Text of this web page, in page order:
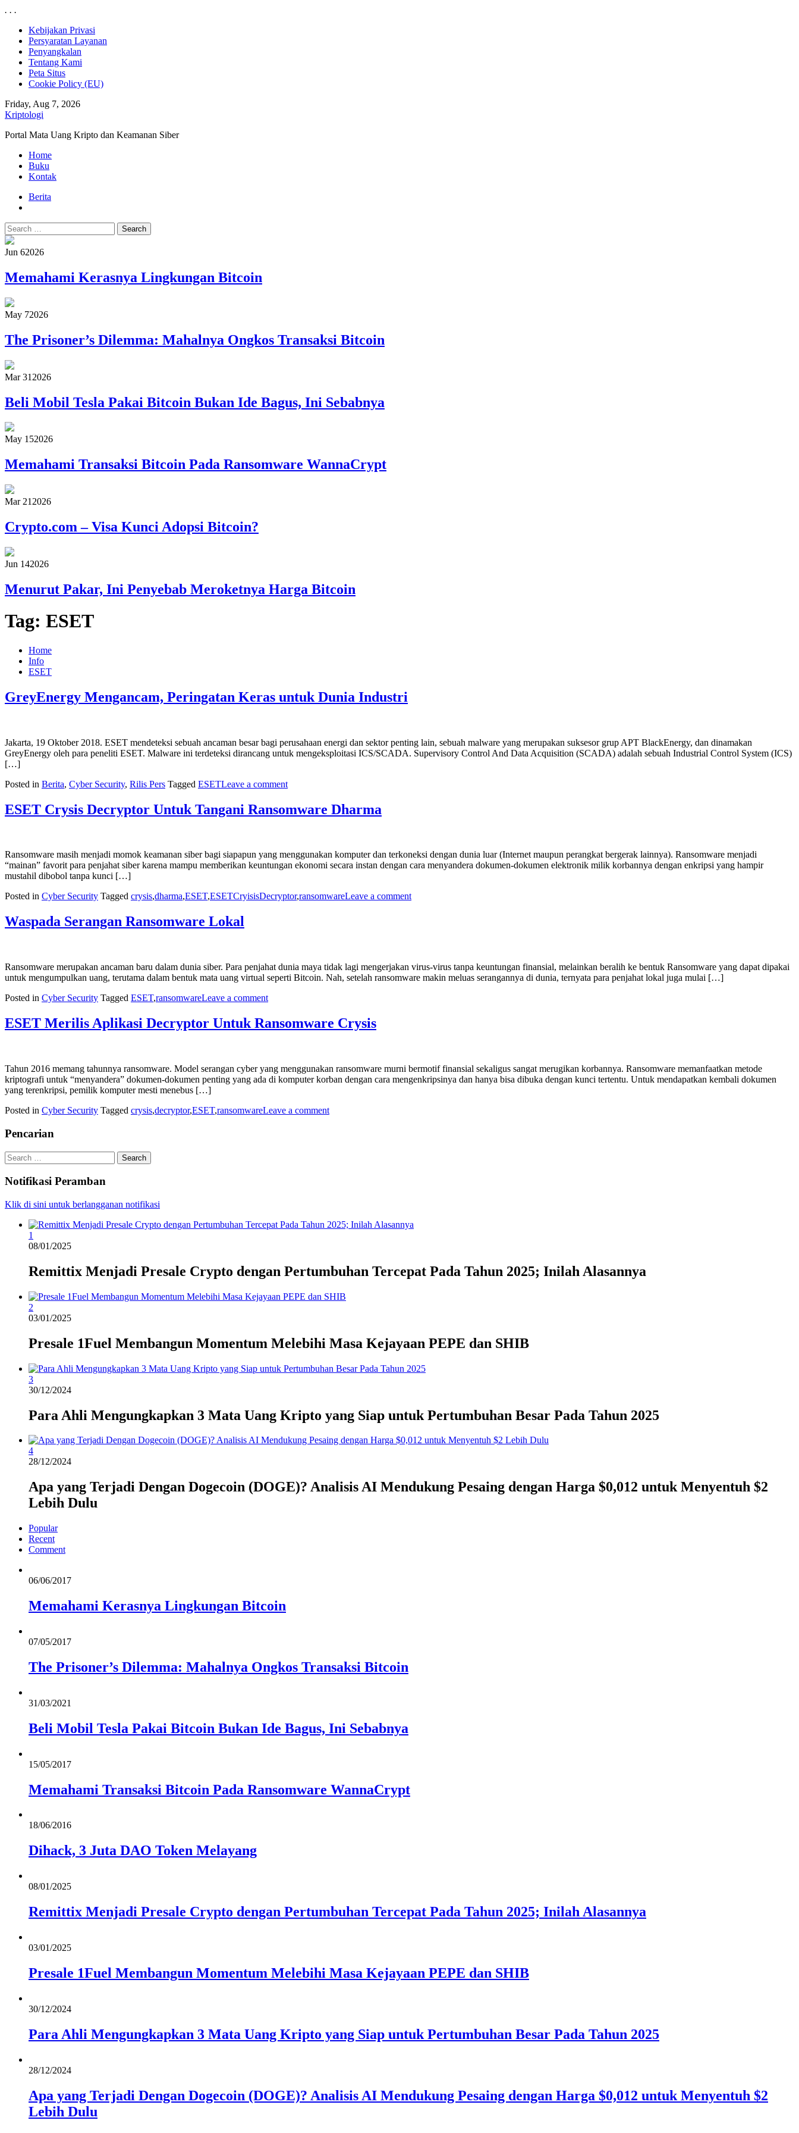
. . .
Skip
content
Kebijakan Privasi
Persyaratan Layanan
Penyangkalan
Tentang Kami
Peta Situs
Cookie Policy (EU)
Friday, Aug 7, 2026
Kriptologi
Portal Mata Uang Kripto dan Keamanan Siber
Primary
Menu
Home
Buku
Kontak
Berita
Search
for:
Jun 62026
Memahami Kerasnya Lingkungan Bitcoin
May 72026
The Prisoner’s Dilemma: Mahalnya Ongkos Transaksi Bitcoin
Mar 31 2026
Beli Mobil Tesla Pakai Bitcoin Bukan Ide Bagus, Ini Sebabnya
May 152026
Memahami Transaksi Bitcoin Pada Ransomware WannaCrypt
Mar 21 2026
Crypto.com – Visa Kunci Adopsi Bitcoin?
Jun 142026
Menurut Pakar, Ini Penyebab Meroketnya Harga Bitcoin
Tag: ESET
Home
Info
ESET
GreyEnergy Mengancam, Peringatan Keras untuk Dunia Industri
Jakarta, 19 Oktober 2018. ESET mendeteksi sebuah ancaman besar bagi perusahaan energi dan sektor penting lain, sebuah malware yang merupakan suksesor grup APT BlackEnergy, dan dinamakan
GreyEnergy oleh para peneliti ESET. Malware ini terdeteksi dirancang untuk mengeksploitasi ICS/SCADA. Supervisory Control And Data Acquisition (SCADA) adalah sebuah Industrial Control System (ICS)
[…]
Posted in Berita, Cyber Security, Rilis Pers Tagged ESETLeave a comment
ESET Crysis Decryptor Untuk Tangani Ransomware Dharma
Ransomware masih menjadi momok keamanan siber bagi siapapun yang menggunakan komputer dan terkoneksi dengan dunia luar (Internet maupun perangkat bergerak lainnya). Ransomware menjadi
“mainan” favorit para penjahat siber karena mampu memberikan keuntungan ekonomi secara instan dengan cara menyandera dokumen-dokumen elektronik milik korbannya dengan enkripsi yang hampir
mustahil dibobol tanpa kunci […]
Posted in Cyber Security Tagged crysis,dharma,ESET,ESETCryisisDecryptor,ransomwareLeave a comment
Waspada Serangan Ransomware Lokal
Ransomware merupakan ancaman baru dalam dunia siber. Para penjahat dunia maya tidak lagi mengerjakan virus-virus tanpa keuntungan finansial, melainkan beralih ke bentuk Ransomware yang dapat dipakai
untuk mengumpulkan uang, terutama dalam bentuk mata uang virtual seperti Bitcoin. Nah, setelah ransomware makin meluas serangannya di dunia, ternyata para penjahat lokal juga mulai […]
Posted in Cyber Security Tagged ESET,ransomwareLeave a comment
ESET Merilis Aplikasi Decryptor Untuk Ransomware Crysis
Tahun 2016 memang tahunnya ransomware. Model serangan cyber yang menggunakan ransomware murni bermotif finansial sekaligus sangat merugikan korbannya. Ransomware memanfaatkan metode
kriptografi untuk “menyandera” dokumen-dokumen penting yang ada di komputer korban dengan cara mengenkripsinya dan hanya bisa dibuka dengan kunci tertentu. Untuk mendapatkan kembali dokumen
yang terenkripsi, pemilik komputer mesti menebus […]
Posted in Cyber Security Tagged crysis,decryptor,ESET,ransomwareLeave a comment
Pencarian
Search
for:
Notifikasi Peramban
Klik di sini untuk berlangganan notifikasi
1
08/01/2025
Remittix Menjadi Presale Crypto dengan Pertumbuhan Tercepat Pada Tahun 2025; Inilah Alasannya
2
03/01/2025
Presale 1Fuel Membangun Momentum Melebihi Masa Kejayaan PEPE dan SHIB
3
30/12/2024
Para Ahli Mengungkapkan 3 Mata Uang Kripto yang Siap untuk Pertumbuhan Besar Pada Tahun 2025
4
28/12/2024
Apa yang Terjadi Dengan Dogecoin (DOGE)? Analisis AI Mendukung Pesaing dengan Harga $0,012 untuk Menyentuh $2
Lebih Dulu
Popular
Recent
Comment
06/06/2017
Memahami Kerasnya Lingkungan Bitcoin
07/05/2017
The Prisoner’s Dilemma: Mahalnya Ongkos Transaksi Bitcoin
31/03/2021
Beli Mobil Tesla Pakai Bitcoin Bukan Ide Bagus, Ini Sebabnya
15/05/2017
Memahami Transaksi Bitcoin Pada Ransomware WannaCrypt
18/06/2016
Dihack, 3 Juta DAO Token Melayang
08/01/2025
Remittix Menjadi Presale Crypto dengan Pertumbuhan Tercepat Pada Tahun 2025; Inilah Alasannya
03/01/2025
Presale 1Fuel Membangun Momentum Melebihi Masa Kejayaan PEPE dan SHIB
30/12/2024
Para Ahli Mengungkapkan 3 Mata Uang Kripto yang Siap untuk Pertumbuhan Besar Pada Tahun 2025
28/12/2024
Apa yang Terjadi Dengan Dogecoin (DOGE)? Analisis AI Mendukung Pesaing dengan Harga $0,012 untuk Menyentuh $2
Lebih Dulu